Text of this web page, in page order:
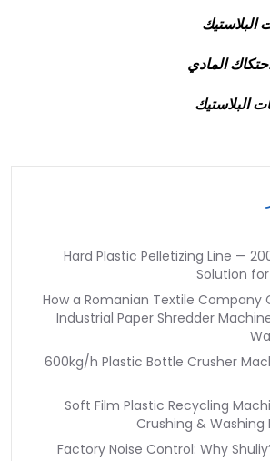
البلاستيك
المادي
البلاستيك
Hard Plastic Pelletizing Line —
Solution
How a Romanian Textile Company
Industrial Paper Shredder
600kg/h Plastic Bottle Crusher
Soft Film Plastic Recycling
Crushing & Washing
Factory Noise Control: Why